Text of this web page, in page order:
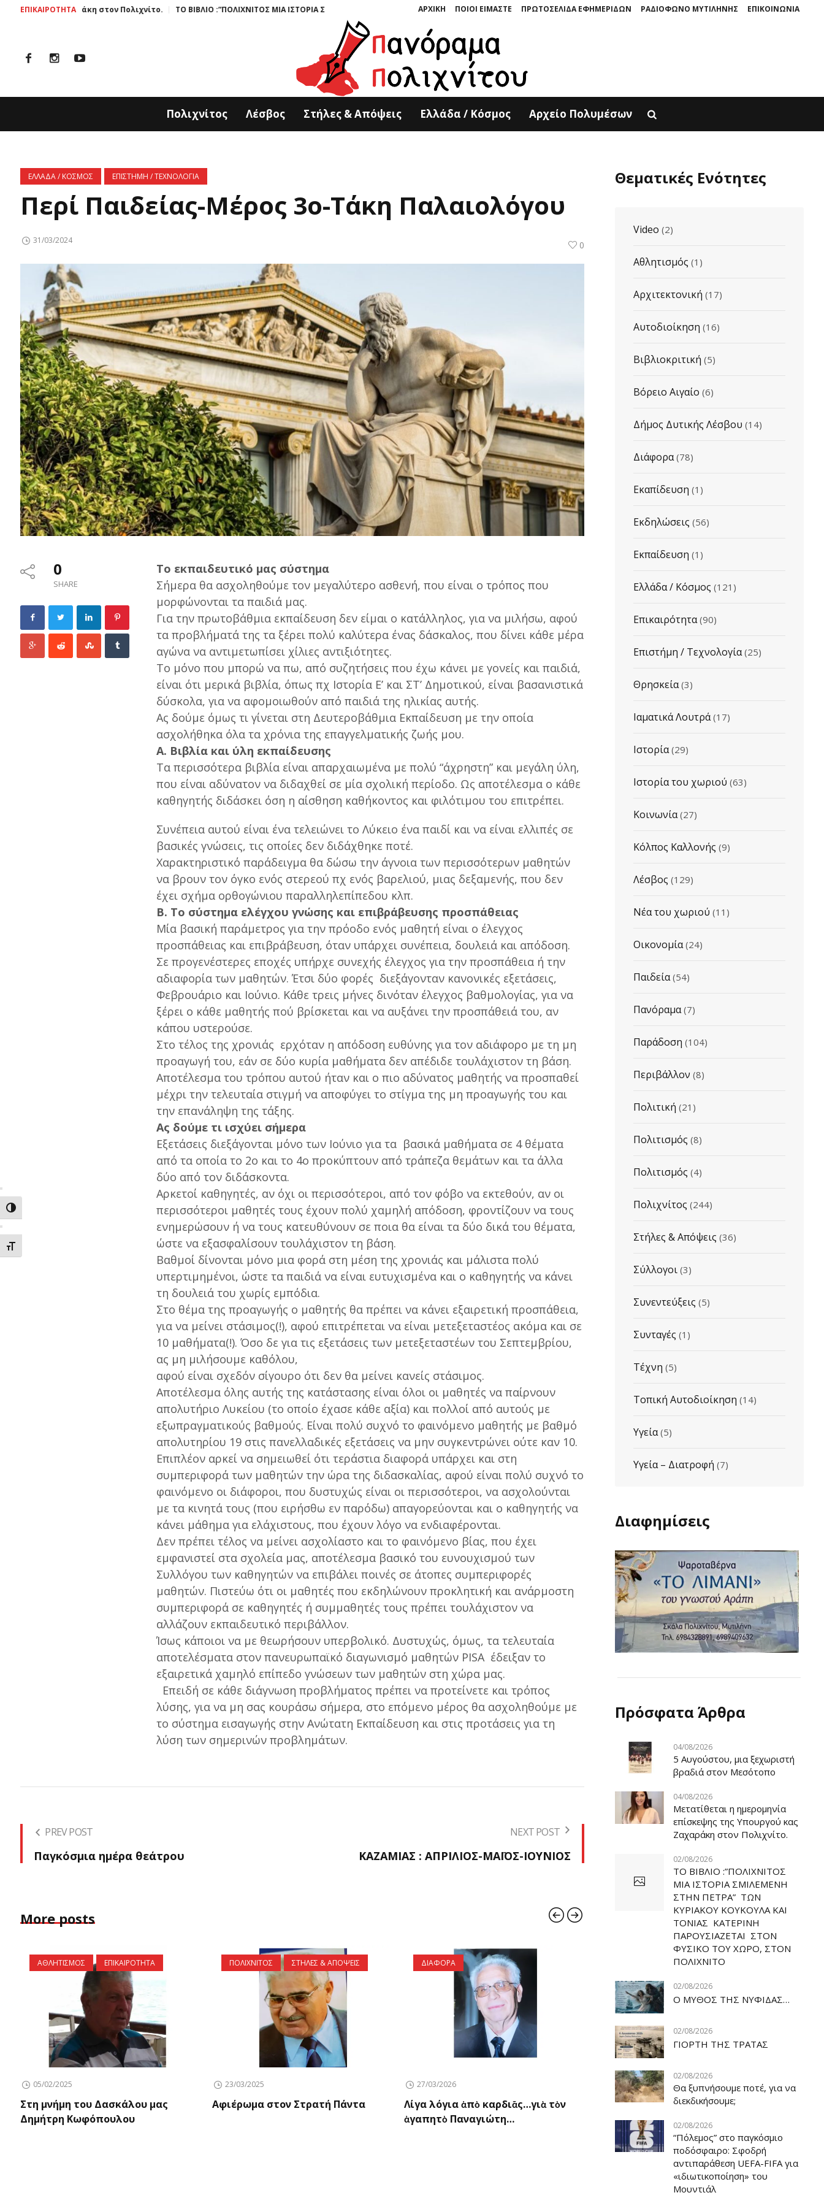
ΕΝΑΛΛΑΓΗ ΥΨΗΛΗΣ ΑΝΤΙΘΕΣΗΣ
ΕΝΑΛΛΑΓΗ ΜΕΓΕΘΟΥΣ ΓΡΑΜΜΑΤΩΝ
ΑΡΧΙΚΗ ΠΟΙΟΙ ΕΙΜΑΣΤΕ ΠΡΩΤΟΣΕΛΙΔΑ ΕΦΗΜΕΡΙΔΩΝ ΡΑΔΙΟΦΩΝΟ ΜΥΤΙΛΗΝΗΣ ΕΠΙΚΟΙΝΩΝΙΑ
ΕΠΙΚΑΙΡΟΤΗΤΑ
στον Πολιχνίτο. ΤΟ ΒΙΒΛΙΟ :”ΠΟΛΙΧΝΙΤΟΣ ΜΙΑ ΙΣΤΟΡΙΑ ΣΜΙΛΕΜΕΝΗ ΣΤΗΝ ΠΕΤΡΑ” ΤΩΝ ΚΥΡΙΑΚΟΥ ΚΟΥΚΟΥΛΑ ΚΑΙ ΤΟΝΙΑΣ ΚΑΤΕΡΙΝΗ ΠΑΡΟΥΣΙΑΖΕΤΑΙ ΣΤΟΝ ΦΥΣΙΚΟ ΤOY ΧΩΡΟ, ΣΤΟΝ ΠΟΛΙΧΝΙΤΟ
Πολιχνίτος Λέσβος Στήλες & Απόψεις Ελλάδα / Κόσμος Αρχείο Πολυμέσων
ΕΛΛΑΔΑ / ΚΟΣΜΟΣ ΕΠΙΣΤΗΜΗ / ΤΕΧΝΟΛΟΓΙΑ
Περί Παιδείας-Μέρος 3ο-Τάκη Παλαιολόγου
0
31/03/2024
0
SHARE
Το εκπαιδευτικό μας σύστημα
Σήμερα θα ασχοληθούμε τον μεγαλύτερο ασθενή, που είναι ο τρόπος που
μορφώνονται τα παιδιά μας.
Για την πρωτοβάθμια εκπαίδευση δεν είμαι ο κατάλληλος, για να μιλήσω, αφού
τα προβλήματά της τα ξέρει πολύ καλύτερα ένας δάσκαλος, που δίνει κάθε μέρα
αγώνα να αντιμετωπίσει χίλιες αντιξιότητες.
Το μόνο που μπορώ να πω, από συζητήσεις που έχω κάνει με γονείς και παιδιά,
είναι ότι μερικά βιβλία, όπως πχ Ιστορία Ε’ και ΣΤ’ Δημοτικού, είναι βασανιστικά
δύσκολα, για να αφομοιωθούν από παιδιά της ηλικίας αυτής.
Ας δούμε όμως τι γίνεται στη Δευτεροβάθμια Εκπαίδευση με την οποία
ασχολήθηκα όλα τα χρόνια της επαγγελματικής ζωής μου.
Α. Βιβλία και ύλη εκπαίδευσης
Τα περισσότερα βιβλία είναι απαρχαιωμένα με πολύ “άχρηστη” και μεγάλη ύλη,
που είναι αδύνατον να διδαχθεί σε μία σχολική περίοδο. Ως αποτέλεσμα ο κάθε
καθηγητής διδάσκει όση η αίσθηση καθήκοντος και φιλότιμου του επιτρέπει.
Συνέπεια αυτού είναι ένα τελειώνει το Λύκειο ένα παιδί και να είναι ελλιπές σε
βασικές γνώσεις, τις οποίες δεν διδάχθηκε ποτέ.
Χαρακτηριστικό παράδειγμα θα δώσω την άγνοια των περισσότερων μαθητών
να βρουν τον όγκο ενός στερεού πχ ενός βαρελιού, μιας δεξαμενής, που δεν
έχει σχήμα ορθογώνιου παραλληλεπίπεδου κλπ.
Β. Το σύστημα ελέγχου γνώσης και επιβράβευσης προσπάθειας
Μία βασική παράμετρος για την πρόοδο ενός μαθητή είναι ο έλεγχος
προσπάθειας και επιβράβευση, όταν υπάρχει συνέπεια, δουλειά και απόδοση.
Σε προγενέστερες εποχές υπήρχε συνεχής έλεγχος για την προσπάθεια ή την
αδιαφορία των μαθητών. Έτσι δύο φορές διεξάγονταν κανονικές εξετάσεις,
Φεβρουάριο και Ιούνιο. Κάθε τρεις μήνες δινόταν έλεγχος βαθμολογίας, για να
ξέρει ο κάθε μαθητής πού βρίσκεται και να αυξάνει την προσπάθειά του, αν
κάπου υστερούσε.
Στο τέλος της χρονιάς ερχόταν η απόδοση ευθύνης για τον αδιάφορο με τη μη
προαγωγή του, εάν σε δύο κυρία μαθήματα δεν απέδιδε τουλάχιστον τη βάση.
Αποτέλεσμα του τρόπου αυτού ήταν και ο πιο αδύνατος μαθητής να προσπαθεί
μέχρι την τελευταία στιγμή να αποφύγει το στίγμα της μη προαγωγής του και
την επανάληψη της τάξης.
Ας δούμε τι ισχύει σήμερα
Εξετάσεις διεξάγονται μόνο των Ιούνιο για τα βασικά μαθήματα σε 4 θέματα
από τα οποία το 2ο και το 4ο προκύπτουν από τράπεζα θεμάτων και τα άλλα
δύο από τον διδάσκοντα.
Αρκετοί καθηγητές, αν όχι οι περισσότεροι, από τον φόβο να εκτεθούν, αν οι
περισσότεροι μαθητές τους έχουν πολύ χαμηλή απόδοση, φροντίζουν να τους
ενημερώσουν ή να τους κατευθύνουν σε ποια θα είναι τα δύο δικά του θέματα,
ώστε να εξασφαλίσουν τουλάχιστον τη βάση.
Βαθμοί δίνονται μόνο μια φορά στη μέση της χρονιάς και μάλιστα πολύ
υπερτιμημένοι, ώστε τα παιδιά να είναι ευτυχισμένα και ο καθηγητής να κάνει
τη δουλειά του χωρίς εμπόδια.
Στο θέμα της προαγωγής ο μαθητής θα πρέπει να κάνει εξαιρετική προσπάθεια,
για να μείνει στάσιμος(!), αφού επιτρέπεται να είναι μετεξεταστέος ακόμα και σε
10 μαθήματα(!). Όσο δε για τις εξετάσεις των μετεξεταστέων του Σεπτεμβρίου,
ας μη μιλήσουμε καθόλου,
αφού είναι σχεδόν σίγουρο ότι δεν θα μείνει κανείς στάσιμος.
Αποτέλεσμα όλης αυτής της κατάστασης είναι όλοι οι μαθητές να παίρνουν
απολυτήριο Λυκείου (το οποίο έχασε κάθε αξία) και πολλοί από αυτούς με
εξωπραγματικούς βαθμούς. Είναι πολύ συχνό το φαινόμενο μαθητής με βαθμό
απολυτηρίου 19 στις πανελλαδικές εξετάσεις να μην συγκεντρώνει ούτε καν 10.
Επιπλέον αρκεί να σημειωθεί ότι τεράστια διαφορά υπάρχει και στη
συμπεριφορά των μαθητών την ώρα της διδασκαλίας, αφού είναι πολύ συχνό το
φαινόμενο οι διάφοροι, που δυστυχώς είναι οι περισσότεροι, να ασχολούνται
με τα κινητά τους (που ειρήσθω εν παρόδω) απαγορεύονται και ο καθηγητής να
κάνει μάθημα για ελάχιστους, που έχουν λόγο να ενδιαφέρονται.
Δεν πρέπει τέλος να μείνει ασχολίαστο και το φαινόμενο βίας, που έχει
εμφανιστεί στα σχολεία μας, αποτέλεσμα βασικό του ευνουχισμού των
Συλλόγου των καθηγητών να επιβάλει ποινές σε άτοπες συμπεριφορές
μαθητών. Πιστεύω ότι οι μαθητές που εκδηλώνουν προκλητική και ανάρμοστη
συμπεριφορά σε καθηγητές ή συμμαθητές τους πρέπει τουλάχιστον να
αλλάζουν εκπαιδευτικό περιβάλλον.
Ίσως κάποιοι να με θεωρήσουν υπερβολικό. Δυστυχώς, όμως, τα τελευταία
αποτελέσματα στον πανευρωπαϊκό διαγωνισμό μαθητών PISA έδειξαν το
εξαιρετικά χαμηλό επίπεδο γνώσεων των μαθητών στη χώρα μας.
Επειδή σε κάθε διάγνωση προβλήματος πρέπει να προτείνετε και τρόπος
λύσης, για να μη σας κουράσω σήμερα, στο επόμενο μέρος θα ασχοληθούμε με
το σύστημα εισαγωγής στην Ανώτατη Εκπαίδευση και στις προτάσεις για τη
λύση των σημερινών προβλημάτων.
PREV POST
Παγκόσμια ημέρα θεάτρου
NEXT POST
ΚΑΖΑΜΙΑΣ : ΑΠΡΙΛΙΟΣ-ΜΑΪΟΣ-ΙΟΥΝΙΟΣ
More posts
ΑΘΛΗΤΙΣΜΟΣ ΕΠΙΚΑΙΡΟΤΗΤΑ
05/02/2025
Στη μνήμη του Δασκάλου μας
Δημήτρη Κωφόπουλου
ΠΟΛΙΧΝΙΤΟΣ ΣΤΗΛΕΣ & ΑΠΟΨΕΙΣ
23/03/2025
Αφιέρωμα στον Στρατή Πάντα
ΔΙΑΦΟΡΑ
27/03/2026
Λίγα λόγια ἀπὸ καρδιᾶς…γιὰ τὸν
ἀγαπητὸ Παναγιώτη…
ΠΟΛΙΧΝΙΤΟΣ
23/02/2025
Αποχαιρετισμός σε ένα φίλο και
μια εποχή
Θεματικές Ενότητες
Video (2)
Αθλητισμός (1)
Αρχιτεκτονική (17)
Αυτοδιοίκηση (16)
Βιβλιοκριτική (5)
Βόρειο Αιγαίο (6)
Δήμος Δυτικής Λέσβου (14)
Διάφορα(78)
Εκαπίδευση (1)
Εκδηλώσεις (56)
Εκπαίδευση (1)
Ελλάδα / Κόσμος (121)
Επικαιρότητα(90)
Επιστήμη / Τεχνολογία(25)
Θρησκεία(3)
Ιαματικά Λουτρά(17)
Ιστορία(29)
Ιστορία του χωριού (63)
Κοινωνία(27)
Κόλπος Καλλονής (9)
Λέσβος (129)
Νέα του χωριού (11)
Οικονομία(24)
Παιδεία(54)
Πανόραμα(7)
Παράδοση (104)
Περιβάλλον (8)
Πολιτική (21)
Πολιτισμός (8)
Πολιτισμός (4)
Πολιχνίτος (244)
Στήλες & Απόψεις (36)
Σύλλογοι(3)
Συνεντεύξεις (5)
Συνταγές (1)
Τέχνη (5)
Τοπική Αυτοδιοίκηση (14)
Υγεία(5)
Υγεία – Διατροφή (7)
Διαφημίσεις
Πρόσφατα Άρθρα
04/08/2026
5 Αυγούστου, μια ξεχωριστή
βραδιά στον Μεσότοπο
04/08/2026
Μετατίθεται η ημερομηνία
επίσκεψης της Υπουργού κας
Ζαχαράκη στον Πολιχνίτο.
02/08/2026
ΤΟ ΒΙΒΛΙΟ :”ΠΟΛΙΧΝΙΤΟΣ
ΜΙΑ ΙΣΤΟΡΙΑ ΣΜΙΛΕΜΕΝΗ
ΣΤΗΝ ΠΕΤΡΑ” ΤΩΝ
ΚΥΡΙΑΚΟΥ ΚΟΥΚΟΥΛΑ ΚΑΙ
ΤΟΝΙΑΣ ΚΑΤΕΡΙΝΗ
ΠΑΡΟΥΣΙΑΖΕΤΑΙ ΣΤΟΝ
ΦΥΣΙΚΟ ΤOY ΧΩΡΟ, ΣΤΟΝ
ΠΟΛΙΧΝΙΤΟ
02/08/2026
Ο ΜΥΘΟΣ ΤΗΣ ΝΥΦΙΔΑΣ…
02/08/2026
ΓΙΟΡΤΗ ΤΗΣ ΤΡΑΤΑΣ
02/08/2026
Θα ξυπνήσουμε ποτέ, για να
διεκδικήσουμε;
02/08/2026
“Πόλεμος” στο παγκόσμιο
ποδόσφαιρο: Σφοδρή
αντιπαράθεση UEFA-FIFA για
«ιδιωτικοποίηση» του
Μουντιάλ